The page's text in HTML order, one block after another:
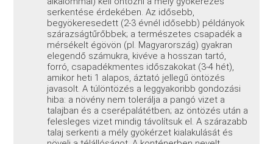
serkentése érdekében. Az idősebb,
begyökeresedett (2-3 évnél idősebb) példányok
szárazságtűrőbbek; a természetes csapadék a
mérsékelt égövön (pl. Magyarország) gyakran
elegendő számukra, kivéve a hosszan tartó,
forró, csapadékmentes időszakokat (3-4 hét),
amikor heti 1 alapos, áztató jellegű öntözés
javasolt. A túlöntözés a leggyakoribb gondozási
hiba: a növény nem tolerálja a pangó vizet a
talajban és a cserépalátétben; az öntözés után a
felesleges vizet mindig távolítsuk el. A szárazabb
talaj serkenti a mély gyökérzet kialakulását és